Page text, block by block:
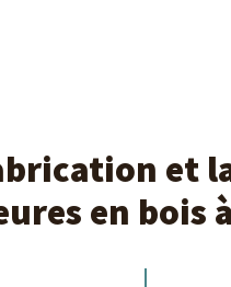
et
en bois